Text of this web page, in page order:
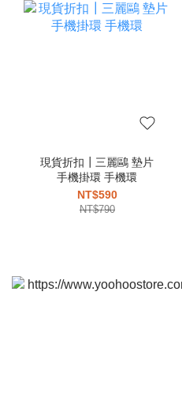
現貨折扣┃三麗鷗 墊片
手機掛環 手機環
NT$590
NT$790